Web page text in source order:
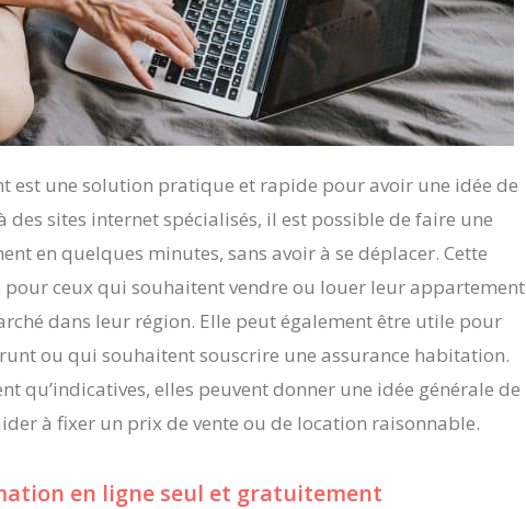
est une solution pratique et rapide pour avoir une idée de
sites internet spécialisés, il est possible de faire une
en quelques minutes, sans avoir à se déplacer. Cette
ceux qui souhaitent vendre ou louer leur appartement
dans leur région. Elle peut également être utile pour
ou qui souhaitent souscrire une assurance habitation.
qu’indicatives, elles peuvent donner une idée générale de
à fixer un prix de vente ou de location raisonnable.
en ligne seul et gratuitement